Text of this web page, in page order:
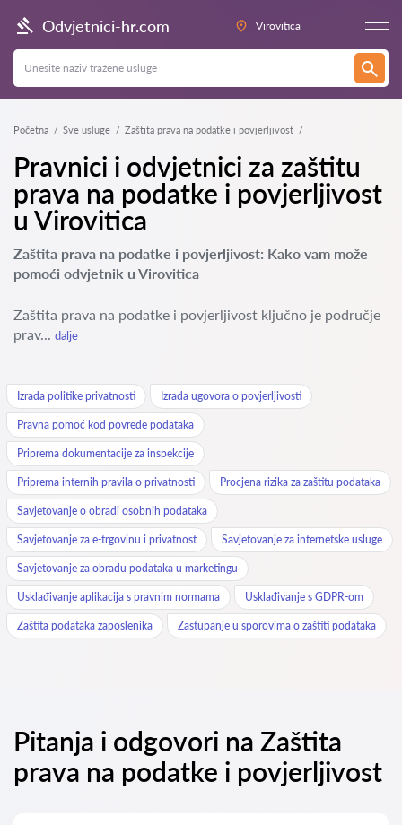
Odvjetnici-hr.com Virovitica
Početna Sve usluge Zaštita prava na podatke i povjerljivost
Pravnici i odvjetnici za zaštitu
prava na podatke i povjerljivost
u Virovitica
Zaštita prava na podatke i povjerljivost: Kako vam može
pomoći odvjetnik u Virovitica
Zaštita prava na podatke i povjerljivost ključno je područje
prav... dalje
Izrada politike privatnosti Izrada ugovora o povjerljivosti
Pravna pomoć kod povrede podataka
Priprema dokumentacije za inspekcije
Priprema internih pravila o privatnosti Procjena rizika za zaštitu podataka
Savjetovanje o obradi osobnih podataka
Savjetovanje za e-trgovinu i privatnost Savjetovanje za internetske usluge
Savjetovanje za obradu podataka u marketingu
Usklađivanje aplikacija s pravnim normama Usklađivanje s GDPR-om
Zaštita podataka zaposlenika Zastupanje u sporovima o zaštiti podataka
Pitanja i odgovori na Zaštita
prava na podatke i povjerljivost